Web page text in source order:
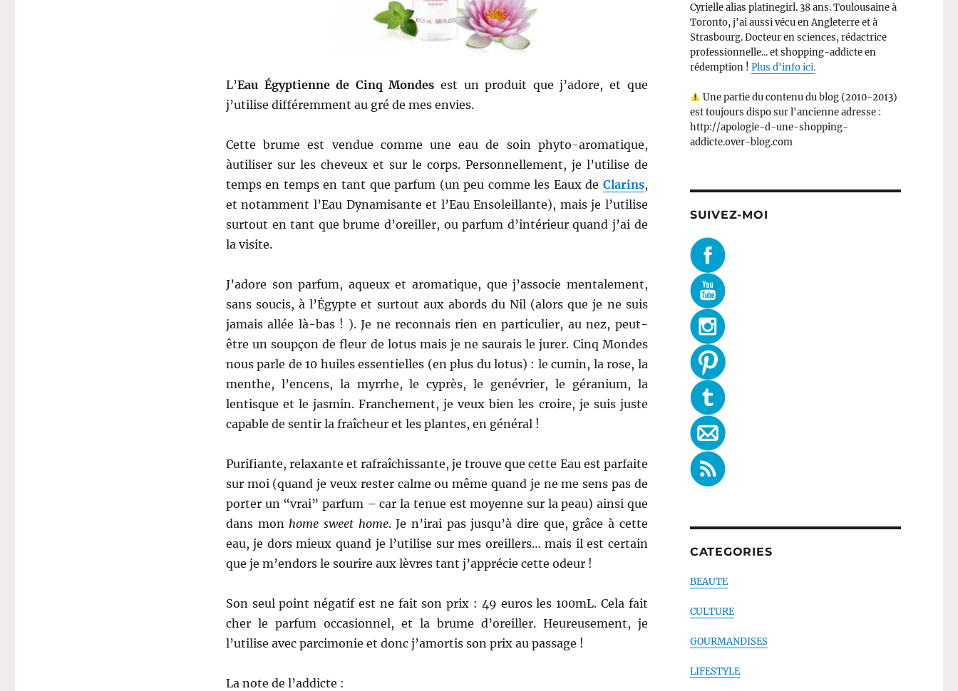
L’Eau Égyptienne de Cinq Mondes est un produit que j’adore, et que
j’utilise différemment au gré de mes envies.
Cette brume est vendue comme une eau de soin phyto-aromatique,
àutiliser sur les cheveux et sur le corps. Personnellement, je l’utilise de
temps en temps en tant que parfum (un peu comme les Eaux de Clarins,
et notamment l’Eau Dynamisante et l’Eau Ensoleillante), mais je l’utilise
surtout en tant que brume d’oreiller, ou parfum d’intérieur quand j’ai de
la visite.
J’adore son parfum, aqueux et aromatique, que j’associe mentalement,
sans soucis, à l’Égypte et surtout aux abords du Nil (alors que je ne suis
jamais allée là-bas ! ). Je ne reconnais rien en particulier, au nez, peut-
être un soupçon de fleur de lotus mais je ne saurais le jurer. Cinq Mondes
nous parle de 10 huiles essentielles (en plus du lotus) : le cumin, la rose, la
menthe, l’encens, la myrrhe, le cyprès, le genévrier, le géranium, la
lentisque et le jasmin. Franchement, je veux bien les croire, je suis juste
capable de sentir la fraîcheur et les plantes, en général !
Purifiante, relaxante et rafraîchissante, je trouve que cette Eau est parfaite
sur moi (quand je veux rester calme ou même quand je ne me sens pas de
porter un “vrai” parfum – car la tenue est moyenne sur la peau) ainsi que
dans mon home sweet home. Je n’irai pas jusqu’à dire que, grâce à cette
eau, je dors mieux quand je l’utilise sur mes oreillers… mais il est certain
que je m’endors le sourire aux lèvres tant j’apprécie cette odeur !
Son seul point négatif est ne fait son prix : 49 euros les 100mL. Cela fait
cher le parfum occasionnel, et la brume d’oreiller. Heureusement, je
l’utilise avec parcimonie et donc j’amortis son prix au passage !
La note de l’addicte :
Cyrielle alias platinegirl. 38 ans. Toulousaine à
Toronto, j'ai aussi vécu en Angleterre et à
Strasbourg. Docteur en sciences, rédactrice
professionnelle... et shopping-addicte en
rédemption ! Plus d'info ici.
Une partie du contenu du blog (2010-2013)
est toujours dispo sur l'ancienne adresse :
http://apologie-d-une-shopping-
addicte.over-blog.com
SUIVEZ-MOI
CATEGORIES
BEAUTE
CULTURE
GOURMANDISES
LIFESTYLE